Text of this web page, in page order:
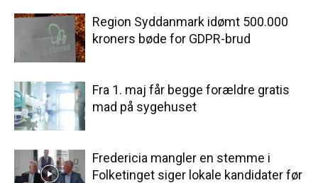
Region Syddanmark idømt 500.000
kroners bøde for GDPR-brud
Fra 1. maj får begge forældre gratis
mad på sygehuset
Fredericia mangler en stemme i
Folketinget siger lokale kandidater før